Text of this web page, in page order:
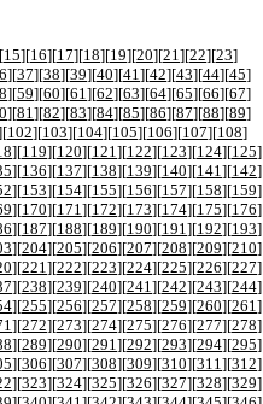
15][16][17][18][19][20][21 ][22][23]
][37][38][39][40][41 ][42][43][44][45]
][59][60][61 ][62][63][64][65][66][67]
][81 ][82][83][84][85][86][87][88][89]
102][103][104][105][106][107][108]
][119][120][121 ][122][123][124][125]
][136][137][138][139][140][141 ][142]
][153][154][155][156][157][158][159]
][170][171 ][172][173][174][175][176]
][187][188][189][190][191 ][192][193]
][204][205][206][207][208][209][210]
][221 ][222][223][224][225][226][227]
][238][239][240][241 ][242][243][244]
][255][256][257][258][259][260][261 ]
][272][273][274][275][276][277][278]
][289][290][291 ][292][293][294][295]
][306][307][308][309][310][311 ][312]
][323][324][325][326][327][328][329]